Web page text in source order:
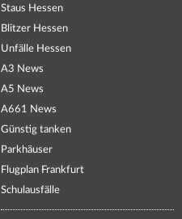
Staus Hessen
Blitzer Hessen
Unfälle Hessen
A3 News
A5 News
A661 News
Günstig tanken
Parkhäuser
Flugplan Frankfurt
Schulausfälle